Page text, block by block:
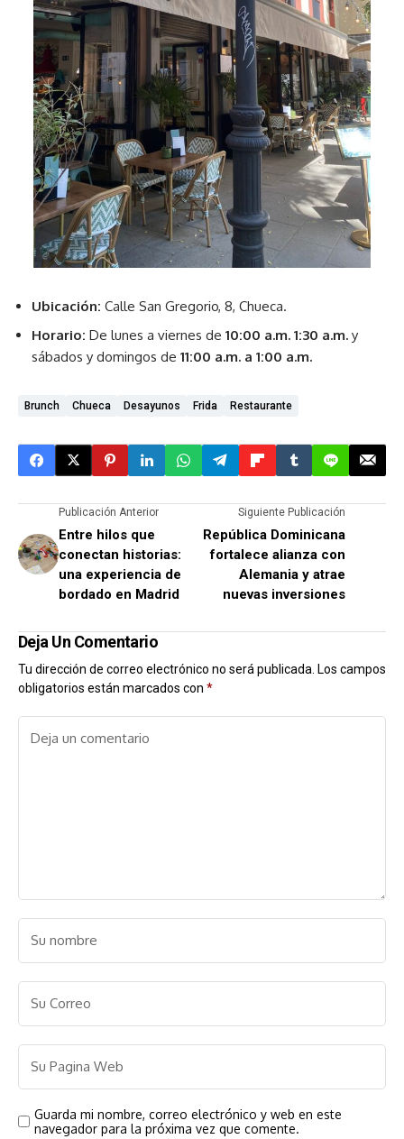
Ubicación: Calle San Gregorio, 8, Chueca.
Horario: De lunes a viernes de 10:00 a.m. 1:30 a.m. y
sábados y domingos de 11:00 a.m. a 1:00 a.m.
Brunch Chueca Desayunos Frida Restaurante
Publicación Anterior
Entre hilos que
conectan historias:
una experiencia de
bordado en Madrid
Siguiente Publicación
República Dominicana
fortalece alianza con
Alemania y atrae
nuevas inversiones
Deja Un Comentario
Tu dirección de correo electrónico no será publicada. Los campos
obligatorios están marcados con *
Guarda mi nombre, correo electrónico y web en este
navegador para la próxima vez que comente.